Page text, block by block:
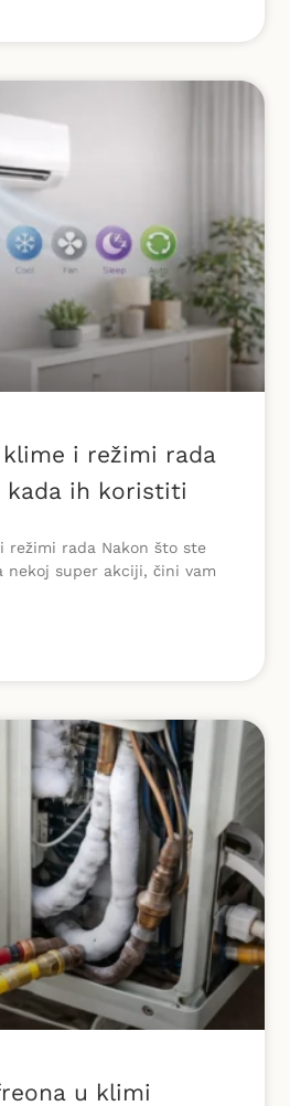
klime i režimi rada
kada ih koristiti
režimi rada Nakon što ste
super akciji, čini vam
u klimi